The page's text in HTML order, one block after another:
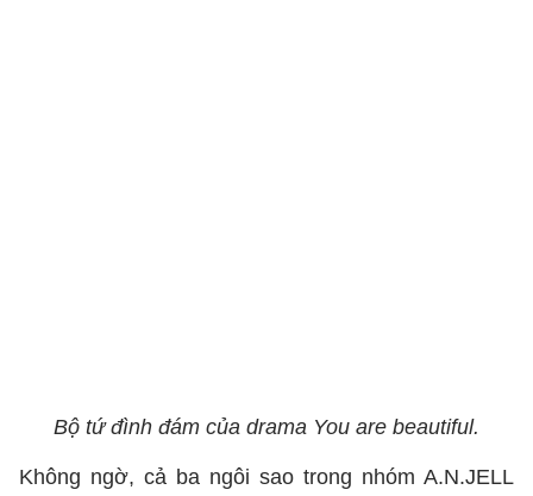
Bộ tứ đình đám của drama You are beautiful.
Không ngờ, cả ba ngôi sao trong nhóm A.N.JELL